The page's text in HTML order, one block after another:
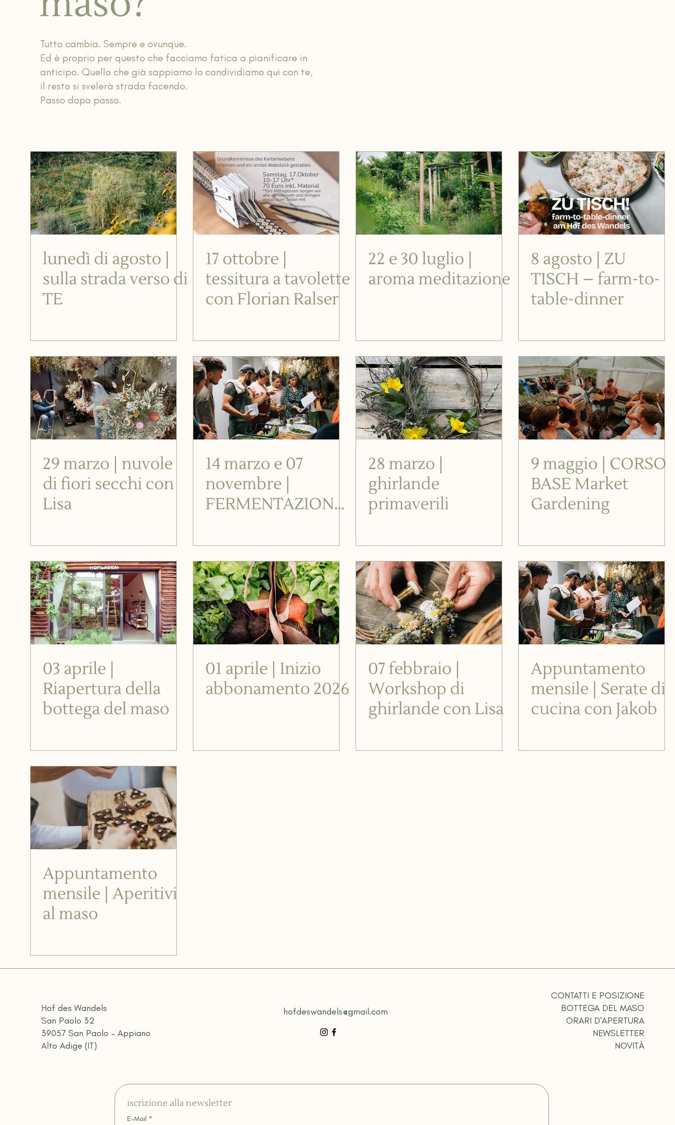
Tutto cambia. Sempre e ovunque.
Ed è proprio per questo che facciamo fatica a pianificare in
anticipo. Quello che già sappiamo lo condividiamo qui con te,
il resto si svelerà strada facendo.
Passo dopo passo.
lunedì di agosto |
sulla strada verso di
TE
17 ottobre |
tessitura a tavolette
con Florian Ralser
22 e 30 luglio |
aroma meditazione
8 agosto | ZU
TISCH – farm-to-
table-dinner
29 marzo | nuvole
di fiori secchi con
Lisa
14 marzo e 07
novembre |
FERMENTAZIONE
28 marzo |
ghirlande
primaverili
9 maggio | CORSO
BASE Market
Gardening
03 aprile |
Riapertura della
bottega del maso
01 aprile | Inizio
abbonamento 2026
07 febbraio |
Workshop di
ghirlande con Lisa
Appuntamento
mensile | Serate di
cucina con Jakob
Appuntamento
mensile | Aperitivi
al maso
Hof des Wandels
San Paolo 32
39057 San Paolo – Appiano
Alto Adige (IT)
hofdeswandels@gmail.com
CONTATTI E POSIZIONE
BOTTEGA DEL MASO
ORARI D'APERTURA
NEWSLETTER
NOVITÀ
iscrizione alla newsletter
E-Mail *